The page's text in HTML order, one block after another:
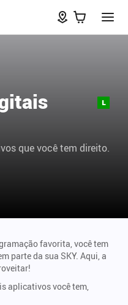
que você tem direito.
favorita, você tem
parte da sua SKY. Aqui, a
aplicativos você tem,